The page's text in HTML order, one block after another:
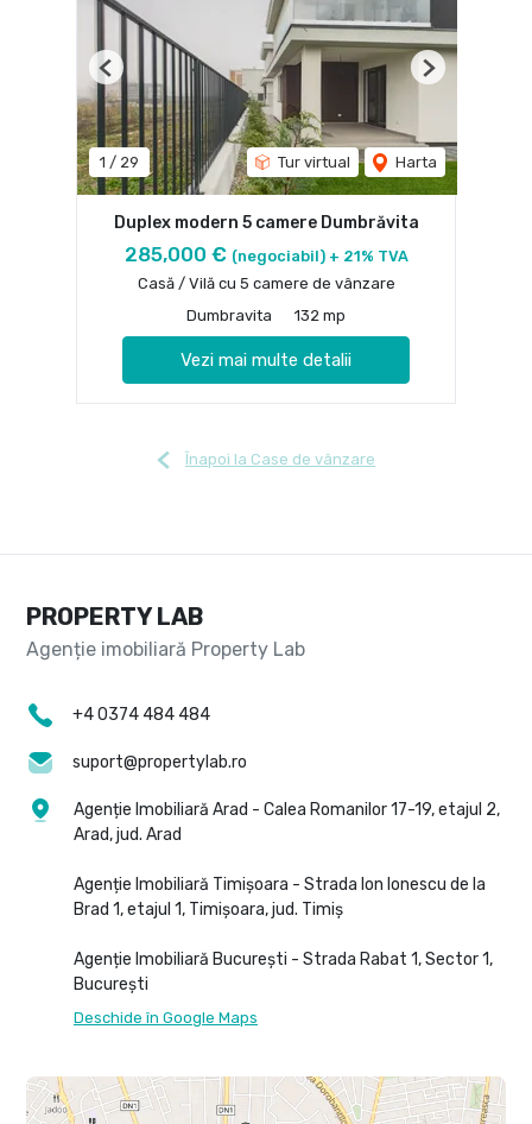
1 / 29 Tur virtual Harta
Previous Next
Duplex modern 5 camere Dumbrăvita
285,000 € (negociabil) + 21% TVA
Casă / Vilă cu 5 camere de vânzare
Dumbravita
132 mp
Vezi mai multe detalii
Înapoi la Case de vânzare
PROPERTY LAB
+4 0374 484 484
suport@propertylab.ro
Agenție Imobiliară Arad - Calea Romanilor 17-19, etajul 2,
Arad, jud. Arad
Agenție Imobiliară Timișoara - Strada Ion Ionescu de la
Brad 1, etajul 1, Timișoara, jud. Timiș
Agenție Imobiliară București - Strada Rabat 1, Sector 1,
București
Deschide în Google Maps